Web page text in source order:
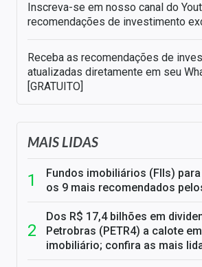
Inscreva-se em nosso canal do
recomendações de investimento
Receba as recomendações de
atualizadas diretamente em seu
[GRATUITO]
MAIS LIDAS
Fundos imobiliários (FIIs)
os 9 mais recomendados
Dos R$ 17,4 bilhões em
Petrobras (PETR4) a calote
imobiliário; confira as mais